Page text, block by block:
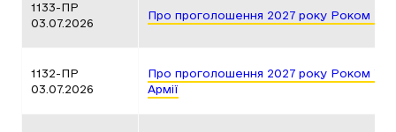
1133-ПР
03.07.2026
Про проголошення 2027 року Роком
1132-ПР
03.07.2026
Про проголошення 2027 року Роком
Армії